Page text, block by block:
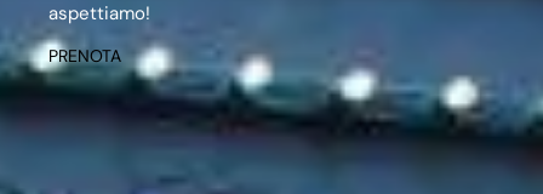
aspettiamo!
PRENOTA